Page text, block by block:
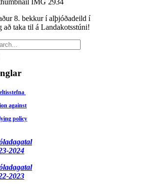
8. bekkur í alþjóðadeild í
að taka til á Landakotsstúni!
against
policy
2024
2023